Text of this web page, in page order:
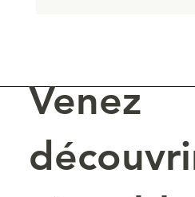
Venez